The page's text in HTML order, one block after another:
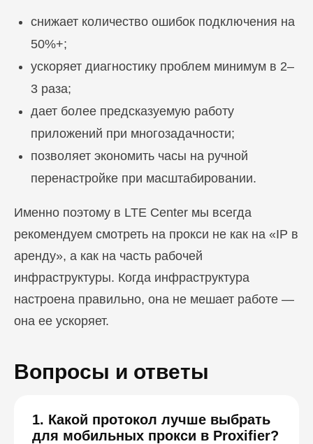
снижает количество ошибок подключения на
50%+;
ускоряет диагностику проблем минимум в 2–
3 раза;
дает более предсказуемую работу
приложений при многозадачности;
позволяет экономить часы на ручной
перенастройке при масштабировании.
Именно поэтому в LTE Center мы всегда
рекомендуем смотреть на прокси не как на «IP в
аренду», а как на часть рабочей
инфраструктуры. Когда инфраструктура
настроена правильно, она не мешает работе —
она ее ускоряет.
Вопросы и ответы
1. Какой протокол лучше выбрать
для мобильных прокси в Proxifier?